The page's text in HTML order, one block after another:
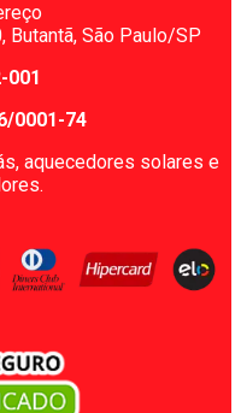
Butantã, São Paulo/SP
001
0001-74
aquecedores solares e